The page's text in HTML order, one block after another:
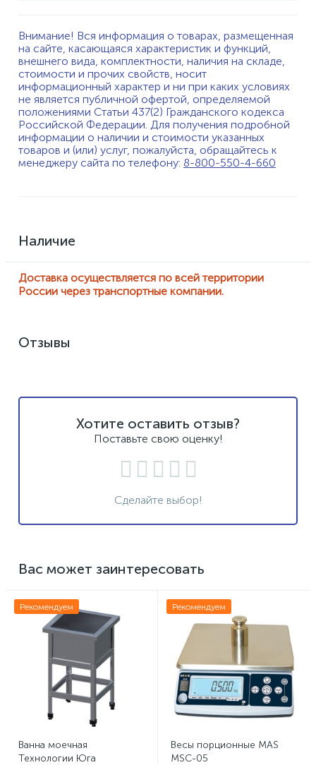
Внимание! Вся информация о товарах, размещенная
на сайте, касающаяся характеристик и функций,
внешнего вида, комплектности, наличия на складе,
стоимости и прочих свойств, носит
информационный характер и ни при каких условиях
не является публичной офертой, определяемой
положениями Статьи 437(2) Гражданского кодекса
Российской Федерации. Для получения подробной
информации о наличии и стоимости указанных
товаров и (или) услуг, пожалуйста, обращайтесь к
менеджеру сайта по телефону: 8-800-550-4-660
Наличие
Доставка осуществляется по всей территории
России через транспортные компании.
Отзывы
Хотите оставить отзыв?
Поставьте свою оценку!
Сделайте выбор!
Вас может заинтересовать
Рекомендуем
Ванна моечная
Технологии Юга
Рекомендуем
Весы порционные MAS
MSC-05